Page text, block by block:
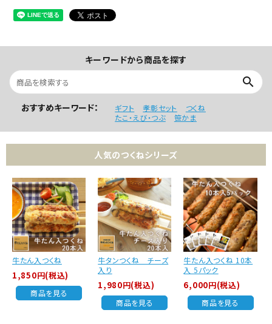
キーワードから商品を探す
search
おすすめキーワード： ギフト 孝彰セット
つくね
たこ・えび・つぶ
笹かま
人気のつくねシリーズ
牛たん入つくね
1,850円(税込)
商品を見る
牛タンつくね チーズ
入り
1,980円(税込)
商品を見る
牛たん入つくね 10本
入 5パック
6,000円(税込)
商品を見る